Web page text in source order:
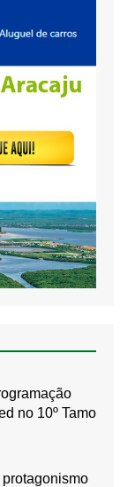
no 10º Tamo